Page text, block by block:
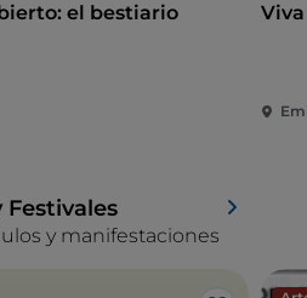
el bestiario
y manifestaciones
Festivales